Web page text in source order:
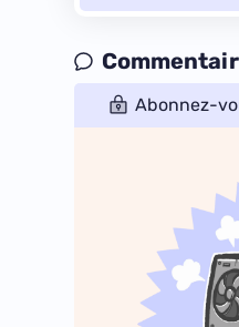
Abonnez-